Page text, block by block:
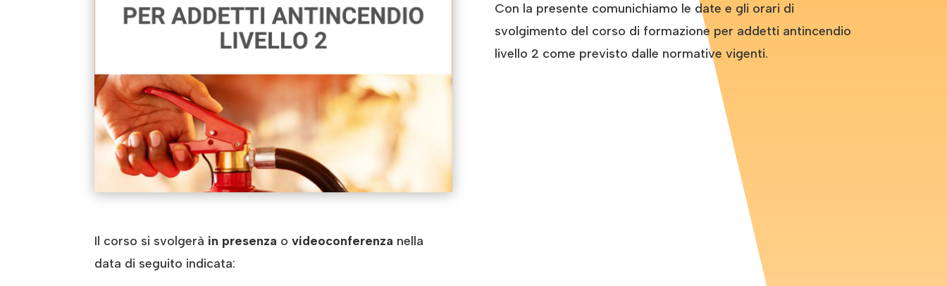
Con la presente comunichiamo le date e gli orari di
svolgimento del corso di formazione per addetti antincendio
livello 2 come previsto dalle normative vigenti.
Il corso si svolgerà in presenza o videoconferenza nella
data di seguito indicata: